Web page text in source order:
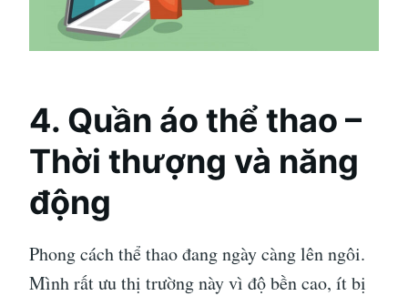
4. Quần áo thể thao –
Thời thượng và năng
động
Phong cách thể thao đang ngày càng lên ngôi.
Mình rất ưu thị trường này vì độ bền cao, ít bị